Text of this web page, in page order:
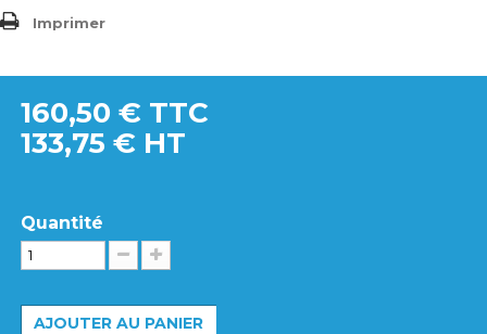
Imprimer
160,50 € TTC
133,75 € HT
Quantité
AJOUTER AU PANIER